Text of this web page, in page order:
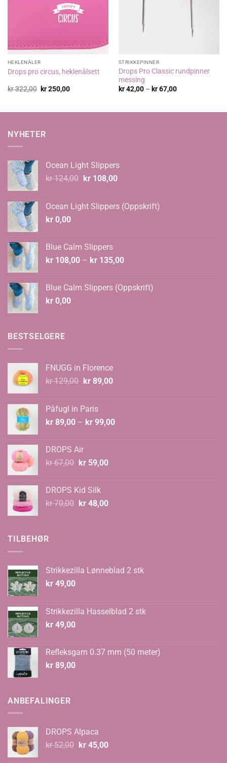
HEKLENÅLER
Drops pro circus, heklenålsett
kr322,00 Opprinnelig
kr250,00Nåværende
STRIKKEPINNER
Drops Pro Classic rundpinner
messing
kr42,00 – kr67,00Prisområde:
NYHETER
Ocean Light Slippers
kr124,00 Opprinnelig
kr 124,00.
kr108,00Nåværende
kr 108,00.
Ocean Light Slippers (Oppskrift)
kr 0,00
Blue Calm Slippers
kr 108,00 – kr 135,00Prisområde:
kr 135,00
Blue Calm Slippers (Oppskrift)
kr 0,00
BESTSELGERE
FNUGG in Florence
kr129,00 Opprinnelig
kr 129,00.
kr89,00Nåværende
Påfugl in Paris
kr 89,00 – kr 99,00Prisområde:
DROPS Air
kr67,00 Opprinnelig
kr 67,00.
kr59,00Nåværende
DROPS Kid Silk
kr70,00 Opprinnelig
kr48,00Nåværende
TILBEHØR
Strikkezilla Lønneblad 2 stk
kr 49,00
Strikkezilla Hasselblad 2 stk
kr 49,00
Refleksgarn 0.37 mm (50 meter)
kr 89,00
ANBEFALINGER
DROPS Alpaca
kr52,00 Opprinnelig
kr45,00Nåværende